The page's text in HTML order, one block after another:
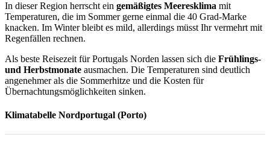
In dieser Region herrscht ein gemäßigtes Meeresklima mit
Temperaturen, die im Sommer gerne einmal die 40 Grad-Marke
knacken. Im Winter bleibt es mild, allerdings müsst Ihr vermehrt mit
Regenfällen rechnen.
Als beste Reisezeit für Portugals Norden lassen sich die Frühlings-
und Herbstmonate ausmachen. Die Temperaturen sind deutlich
angenehmer als die Sommerhitze und die Kosten für
Übernachtungsmöglichkeiten sinken.
Klimatabelle Nordportugal (Porto)